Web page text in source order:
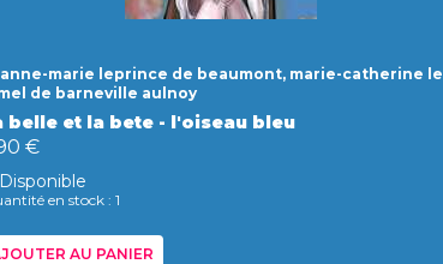
marie leprince de beaumont, marie-catherine le
de barneville aulnoy
belle et la bete - l'oiseau bleu
€
Disponible
en stock : 1
AU PANIER